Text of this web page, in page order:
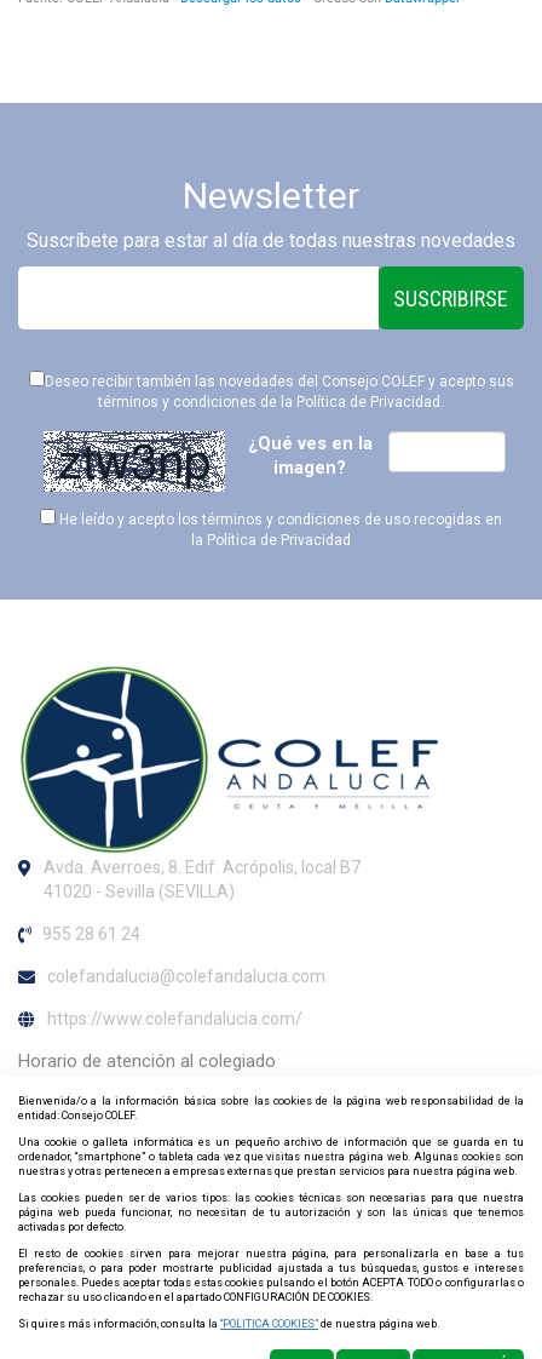
Newsletter
Suscríbete para estar al día de todas nuestras novedades
SUSCRIBIRSE
Deseo recibir también las novedades del Consejo COLEF y acepto sus
términos y condiciones de la Política de Privacidad .
¿Qué ves en la
imagen?
He leído y acepto los términos y condiciones de uso recogidas en
la Política de Privacidad
Avda. Averroes, 8. Edif. Acrópolis, local B7
41020 - Sevilla (SEVILLA)
955 28 61 24
colefandalucia@colefandalucia.com
https://www.colefandalucia.com/
Horario de atención al colegiado
Mañanas: de lunes a viernes de 9:00 h. a 14:00 h. Tardes: de lunes
a jueves de 14:00 h. a 17:30 h. *Durante los meses de verano el
horario de atención telefónica de 09:00 a 15:00
Contacta y síguenos por redes sociales
Política de Cookies Mapa web
Bienvenida/o a la información básica sobre las cookies de la página web responsabilidad de la
entidad: Consejo COLEF.
Una cookie o galleta informática es un pequeño archivo de información que se guarda en tu
ordenador, “smartphone” o tableta cada vez que visitas nuestra página web. Algunas cookies son
nuestras y otras pertenecen a empresas externas que prestan servicios para nuestra página web.
Las cookies pueden ser de varios tipos: las cookies técnicas son necesarias para que nuestra
página web pueda funcionar, no necesitan de tu autorización y son las únicas que tenemos
activadas por defecto.
El resto de cookies sirven para mejorar nuestra página, para personalizarla en base a tus
preferencias, o para poder mostrarte publicidad ajustada a tus búsquedas, gustos e intereses
personales. Puedes aceptar todas estas cookies pulsando el botón ACEPTA TODO o configurarlas o
rechazar su uso clicando en el apartado CONFIGURACIÓN DE COOKIES.
Si quires más información, consulta la “POLITICA COOKIES” de nuestra página web.